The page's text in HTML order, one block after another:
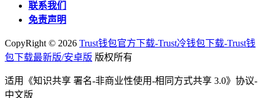
联系我们
免责声明
CopyRight © 2026 Trust钱包官方下载-Trust冷钱包下载-Trust钱
包下载最新版/安卓版 版权所有
适用《知识共享 署名-非商业性使用-相同方式共享 3.0》协议-
中文版